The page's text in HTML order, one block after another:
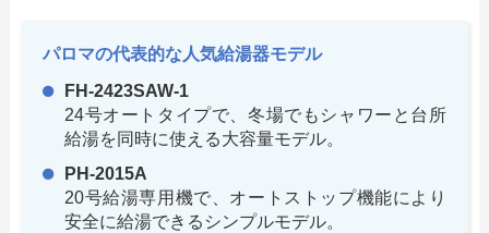
パロマの代表的な人気給湯器モデル
FH-2423SAW-1
24号オートタイプで、冬場でもシャワーと台所
給湯を同時に使える大容量モデル。
PH-2015A
20号給湯専用機で、オートストップ機能により
安全に給湯できるシンプルモデル。